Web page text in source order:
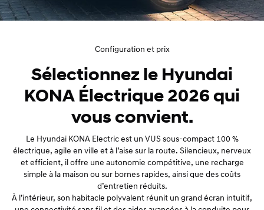
Configuration et prix
Sélectionnez le Hyundai
KONA Électrique 2026 qui
vous convient.
Le Hyundai KONA Electric est un VUS sous‑compact 100 %
électrique, agile en ville et à l’aise sur la route. Silencieux, nerveux
et efficient, il offre une autonomie compétitive, une recharge
simple à la maison ou sur bornes rapides, ainsi que des coûts
d’entretien réduits.
À l’intérieur, son habitacle polyvalent réunit un grand écran intuitif,